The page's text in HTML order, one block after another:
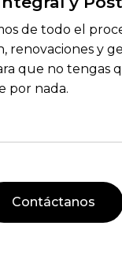
de todo el
renovaciones y
que no tengas
por nada.
Contáctanos